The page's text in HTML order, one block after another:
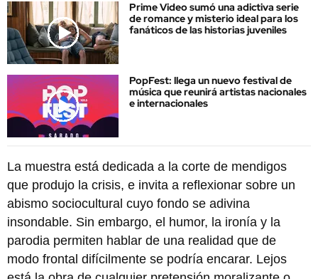
Prime Video sumó una adictiva serie
de romance y misterio ideal para los
fanáticos de las historias juveniles
PopFest: llega un nuevo festival de
música que reunirá artistas nacionales
e internacionales
La muestra está dedicada a la corte de mendigos
que produjo la crisis, e invita a reflexionar sobre un
abismo sociocultural cuyo fondo se adivina
insondable. Sin embargo, el humor, la ironía y la
parodia permiten hablar de una realidad que de
modo frontal difícilmente se podría encarar. Lejos